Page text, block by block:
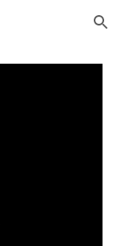
Skip to navigation